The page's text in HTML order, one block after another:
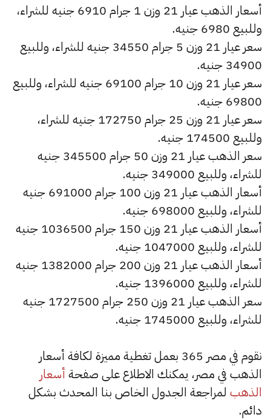
أسعار الذهب عيار 21 وزن 1 جرام 6910 جنيه للشراء،
وللبيع 6980 جنيه.
سعر عيار 21 وزن 5 جرام 34550 جنيه للشراء، وللبيع
34900 جنيه.
سعر عيار 21 وزن 10 جرام 69100 جنيه للشراء، وللبيع
69800 جنيه.
سعر عيار 21 وزن 25 جرام 172750 جنيه للشراء،
وللبيع 174500 جنيه.
سعر الذهب عيار 21 وزن 50 جرام 345500 جنيه
للشراء، وللبيع 349000 جنيه.
أسعار الذهب عيار 21 وزن 100 جرام 691000 جنيه
للشراء، وللبيع 698000 جنيه.
أسعار الذهب عيار 21 وزن 150 جرام 1036500 جنيه
للشراء، وللبيع 1047000 جنيه.
أسعار الذهب عيار 21 وزن 200 جرام 1382000 جنيه
للشراء، وللبيع 1396000 جنيه.
سعر الذهب عيار 21 وزن 250 جرام 1727500 جنيه
للشراء، وللبيع 1745000 جنيه.
نقوم في مصر 365 بعمل تغطية مميزة لكافة أسعار
الذهب في مصر، يمكنك الاطلاع على صفحة أسعار
الذهب لمراجعة الجدول الخاص بنا المحدث بشكل
دائم.